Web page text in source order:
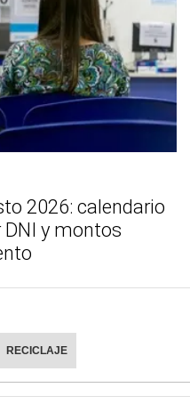
2026: calendario
y montos
RECICLAJE